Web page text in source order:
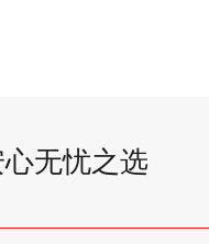
无忧之选